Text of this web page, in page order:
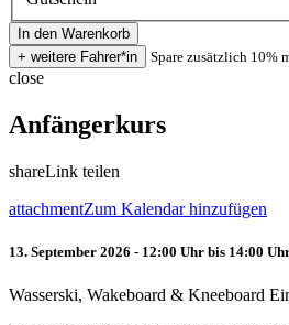
Spare zusätzlich 10%
close
Anfängerkurs
shareLink teilen
attachmentZum Kalendar hinzufügen
13. September 2026 - 12:00 Uhr bis 14:00
Wasserski, Wakeboard & Kneeboard